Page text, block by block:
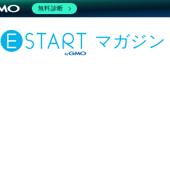
マガジン
無料診断